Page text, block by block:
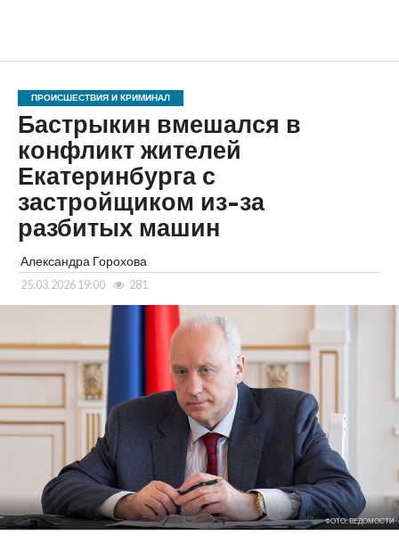
ПРОИСШЕСТВИЯ И КРИМИНАЛ
Бастрыкин вмешался в
конфликт жителей
Екатеринбурга с
застройщиком из-за
разбитых машин
Александра Горохова
25.03.2026 19:00 281
ФОТО: ВЕДОМОСТИ